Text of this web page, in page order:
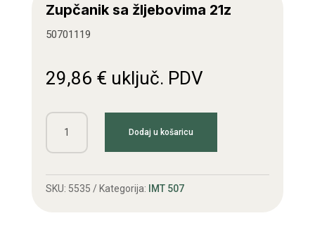
Zupčanik sa žljebovima 21z
50701119
29,86 € uključ. PDV
Zupčanik
21z
količina
Dodaj u košaricu
SKU: 5535 Kategorija: IMT 507